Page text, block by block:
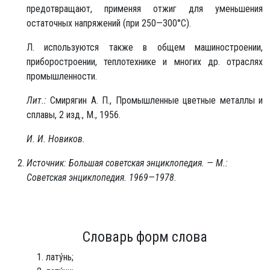
предотвращают, применяя отжиг для уменьшения
остаточных напряжений (при 250—300°С).
Л. используются также в общем машиностроении,
приборостроении, теплотехнике и многих др. отраслях
промышленности.
Лит.: Смирягин А. П., Промышленные цветные металлы и
сплавы, 2 изд., М., 1956.
И. И. Новиков.
Источник: Большая советская энциклопедия. — М.:
Советская энциклопедия. 1969—1978.
Словарь форм слова
лату́нь;